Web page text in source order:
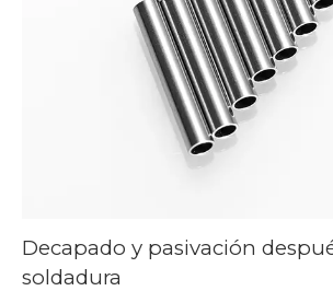
Decapado y pasivación
soldadura